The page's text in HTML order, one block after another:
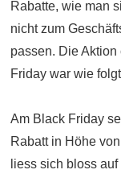
Rabatte, wie man
nicht zum
passen. Die
Friday war wie
Am Black Friday
Rabatt in Höhe
liess sich bloss